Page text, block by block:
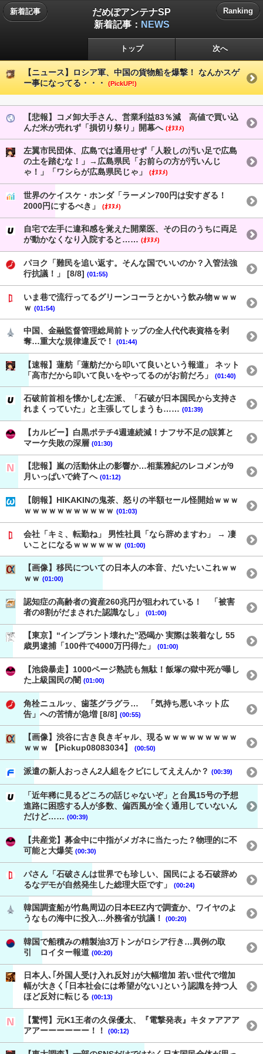
新着記事
だめぽアンテナSP
新着記事： NEWS
Ranking
トップ 次へ
【ニュース】ロシア軍、中国の貨物船を爆撃！ なんかスゲ
ー事になってる・・・
(PickUP!)
【悲報】コメ卸大手さん、営業利益83％減 高値で買い込
んだ米が売れず「損切り祭り」開幕へ (ｵﾇﾇﾒ)
左翼市民団体、広島では通用せず「人殺しの汚い足で広島
の土を踏むな！」→広島県民「お前らの方が汚いんじ
ゃ！」「ワシらが広島県民じゃ」
(ｵﾇﾇﾒ)
世界のケイスケ・ホンダ「ラーメン700円は安すぎる！
2000円にするべき」
(ｵﾇﾇﾒ)
自宅で左手に違和感を覚えた開業医、その日のうちに両足
が動かなくなり入院すると…… (ｵﾇﾇﾒ)
パヨク「難民を追い返す。そんな国でいいのか？入管法強
行抗議！」 [8/8] (01:55)
いま巷で流行ってるグリーンコーラとかいう飲み物ｗｗｗ
ｗ (01:54)
中国、金融監督管理総局前トップの全人代代表資格を剥
奪…重大な規律違反で！
(01:44)
【速報】蓮舫「蓮舫だから叩いて良いという報道」 ネット
「高市だから叩いて良いをやってるのがお前だろ」
(01:40)
石破前首相を懐かしむ左派、「石破が日本国民から支持さ
れまくっていた」と主張してしまうも…… (01:39)
【カルビー】白黒ポテチ4週連続減！ナフサ不足の誤算と
マーケ失敗の深層 (01:30)
【悲報】嵐の活動休止の影響か…相葉雅紀のレコメンが9
月いっぱいで終了へ (01:12)
【朗報】HIKAKINの鬼茶、怒りの半額セール怪開始ｗｗｗ
ｗｗｗｗｗｗｗｗｗｗｗ (01:03)
会社「キミ、転勤ね」 男性社員「なら辞めますわ」 → 凄
いことになるｗｗｗｗｗｗ (01:00)
【画像】移民についての日本人の本音、だいたいこれｗｗ
ｗｗ (01:00)
認知症の高齢者の資産260兆円が狙われている！ 「被害
者の8割がだまされた認識なし」
(01:00)
【東京】“インプラント壊れた”恐喝か 実際は装着なし 55
歳男逮捕「100件で4000万円得た」
(01:00)
【池袋暴走】1000ページ熟読も無駄！飯塚の獄中死が曝し
た上級国民の闇 (01:00)
角栓ニュルッ、歯茎グラグラ… 「気持ち悪いネット広
告」への苦情が急増 [8/8] (00:55)
【画像】渋谷に古き良きギャル、現るｗｗｗｗｗｗｗｗｗ
ｗｗｗ 【Pickup08083034】
(00:50)
派遣の新人おっさん2人組をクビにしてええんか？ (00:39)
「近年稀に見るどころの話じゃないぞ」と台風15号の予想
進路に困惑する人が多数、偏西風が全く通用していないん
だけど…… (00:39)
【共産党】募金中に中指がメガネに当たった？物理的に不
可能と大爆笑 (00:30)
パさん「石破さんは世界でも珍しい、国民による石破辞め
るなデモが自然発生した総理大臣です」
(00:24)
韓国調査船が竹島周辺の日本EEZ内で調査か、ワイヤのよ
うなもの海中に投入…外務省が抗議！
(00:20)
韓国で船積みの精製油3万トンがロシア行き…異例の取
引 ロイター報道 (00:20)
日本人､｢外国人受け入れ反対｣が大幅増加 若い世代で増加
幅が大きく｢日本社会には希望がない｣という認識を持つ人
ほど反対に転じる (00:13)
【驚愕】元K1王者の久保優太、『電撃発表』キタァアアア
アアーーーーーー！！
(00:12)